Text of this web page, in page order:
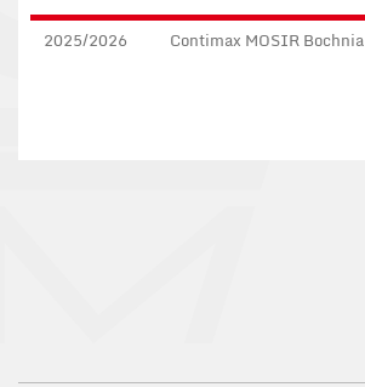
2025/2026 Contimax MOSIR Bochnia